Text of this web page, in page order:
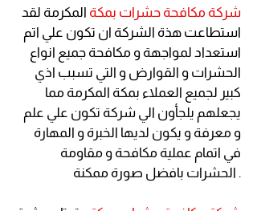
شركة مكافحة حشرات بمكة المكرمة لقد
استطاعت هذة الشركة ان تكون علي اتم
استعداد لمواجهة و مكافحة جميع انواع
الحشرات و القوارض و التي تسبب اذي
كبير لجميع العملاء بمكة المكرمة مما
يجعلهم يلجأون الي شركة تكون علي علم
و معرفة و يكون لديها الخبرة و المهارة
في اتمام عملية مكافحة و مقاومة
الحشرات بافضل صورة ممكنة .